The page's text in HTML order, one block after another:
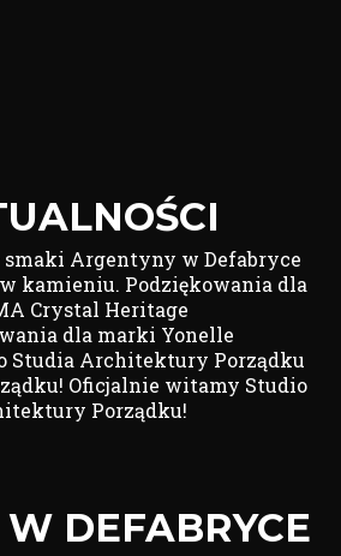
smaki Argentyny w Defabryce
kamieniu. Podziękowania dla
Crystal Heritage
dla marki Yonelle
Studia Architektury Porządku
Oficjalnie witamy Studio
Porządku!
DEFABRYCE